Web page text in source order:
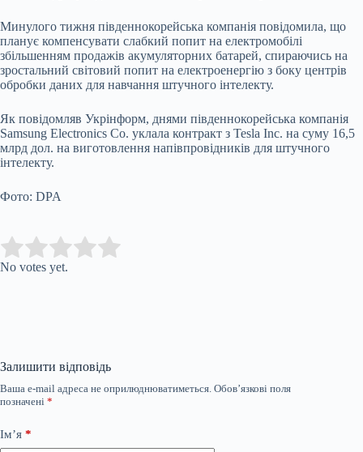
Минулого тижня південнокорейська компанія повідомила, що
планує компенсувати слабкий попит на електромобілі
збільшенням продажів акумуляторних батарей, спираючись на
зростальний світовий попит на електроенергію з боку центрів
обробки даних для навчання штучного інтелекту.
Як повідомляв Укрінформ, днями південнокорейська компанія
Samsung Electronics Co. уклала контракт з Tesla Inc. на суму 16,5
млрд дол. на виготовлення напівпровідників для штучного
інтелекту.
Фото: DPA
Rate this item:
No votes yet.
Залишити відповідь
Ваша e-mail адреса не оприлюднюватиметься. Обов’язкові поля
позначені *
Ім’я *